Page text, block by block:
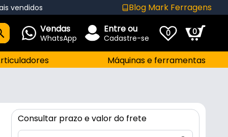
vendidos Blog Mark Ferragens
Vendas
WhatsApp
Entre ou
Cadastre-se 0 0
Máquinas e ferramentas
Consultar prazo e valor do frete